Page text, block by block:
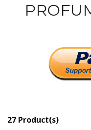
27 Product(s)